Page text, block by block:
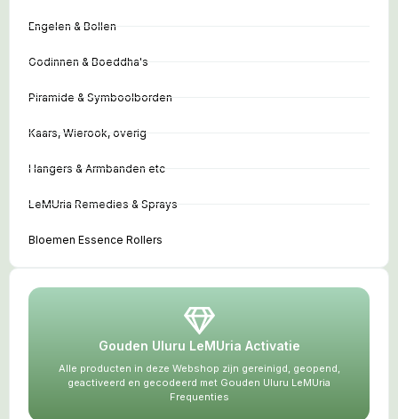
Engelen & Bollen
Godinnen & Boeddha's
Piramide & Symboolborden
Kaars, Wierook, overig
Hangers & Armbanden etc
LeMUria Remedies & Sprays
Bloemen Essence Rollers
Gouden Uluru LeMUria Activatie
Alle producten in deze Webshop zijn gereinigd, geopend,
geactiveerd en gecodeerd met Gouden Uluru LeMUria
Frequenties